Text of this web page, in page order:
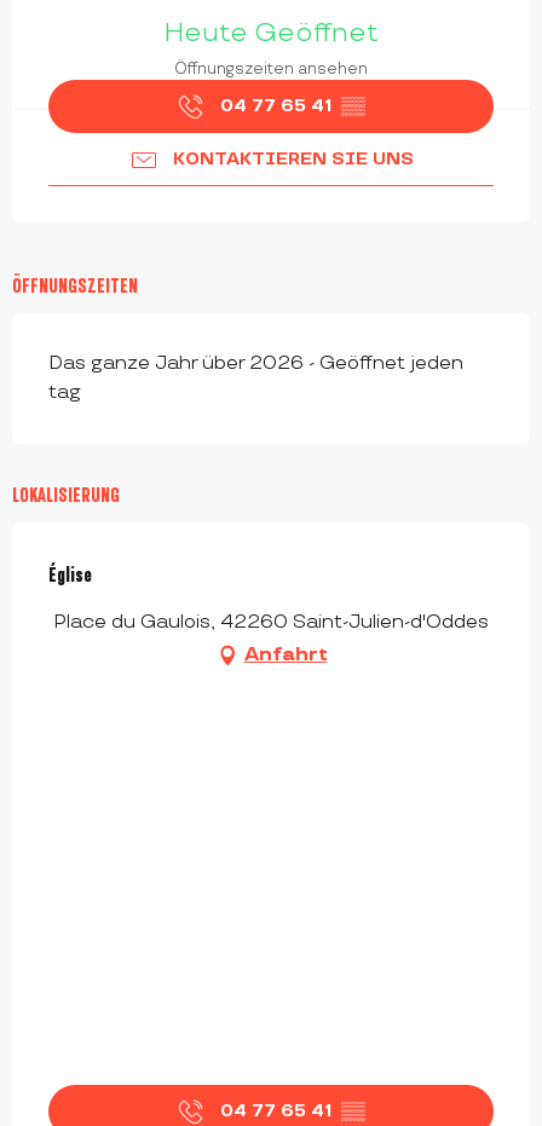
Heute Geöffnet
Öffnungszeiten ansehen
04 77 65 41 ▒▒
KONTAKTIEREN SIE UNS
ÖFFNUNGSZEITEN
Das ganze Jahr über 2026 - Geöffnet jeden
tag
LOKALISIERUNG
Église
Place du Gaulois, 42260 Saint-Julien-d'Oddes
Anfahrt
04 77 65 41 ▒▒